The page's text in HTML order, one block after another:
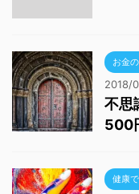
お金
2018/
不思
500
健康